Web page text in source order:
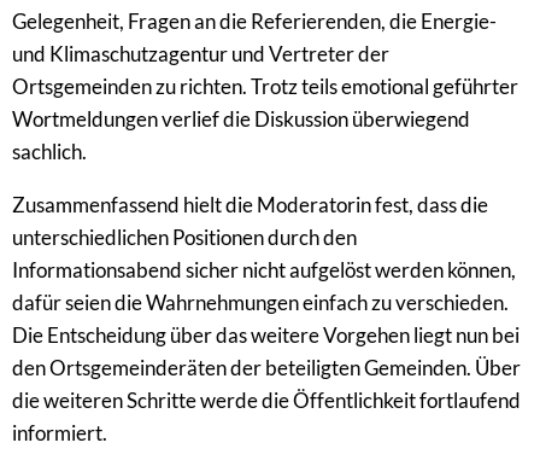
Gelegenheit, Fragen an die Referierenden, die Energie-
und Klimaschutzagentur und Vertreter der
Ortsgemeinden zu richten. Trotz teils emotional geführter
Wortmeldungen verlief die Diskussion überwiegend
sachlich.
Zusammenfassend hielt die Moderatorin fest, dass die
unterschiedlichen Positionen durch den
Informationsabend sicher nicht aufgelöst werden können,
dafür seien die Wahrnehmungen einfach zu verschieden.
Die Entscheidung über das weitere Vorgehen liegt nun bei
den Ortsgemeinderäten der beteiligten Gemeinden. Über
die weiteren Schritte werde die Öffentlichkeit fortlaufend
informiert.